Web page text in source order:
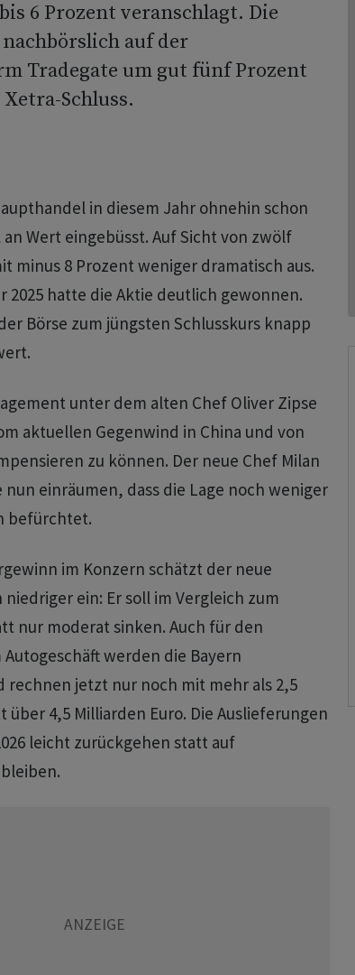
6 Prozent veranschlagt. Die
auf der
Tradegate um gut fünf Prozent
Schluss.
in diesem Jahr ohnehin schon
Wert eingebüsst. Auf Sicht von zwölf
minus 8 Prozent weniger dramatisch aus.
2025 hatte die Aktie deutlich gewonnen.
Börse zum jüngsten Schlusskurs knapp
unter dem alten Chef Oliver Zipse
aktuellen Gegenwind in China und von
zu können. Der neue Chef Milan
einräumen, dass die Lage noch weniger
befürchtet.
im Konzern schätzt der neue
ein: Er soll im Vergleich zum
nur moderat sinken. Auch für den
werden die Bayern
rechnen jetzt nur noch mit mehr als 2,5
über 4,5 Milliarden Euro. Die Auslieferungen
leicht zurückgehen statt auf